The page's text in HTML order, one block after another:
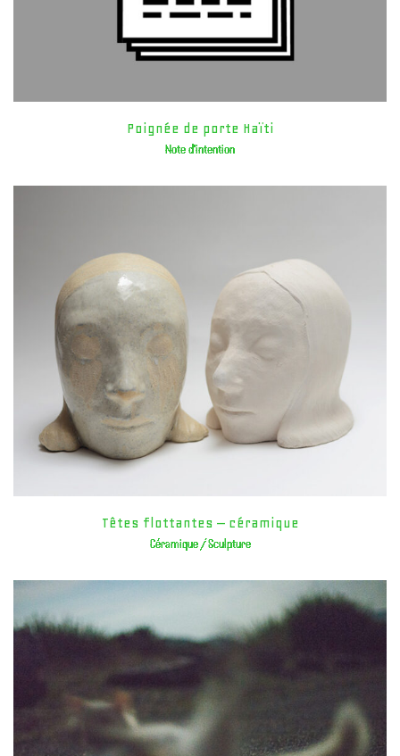
Poignée de porte Haïti
Note d'intention
Têtes flottantes – céramique
Céramique / Sculpture